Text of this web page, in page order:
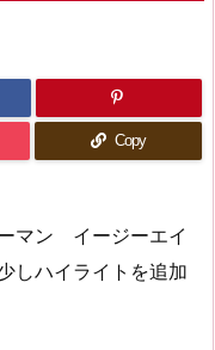
Copy
マン イージーエイ
しハイライトを追加